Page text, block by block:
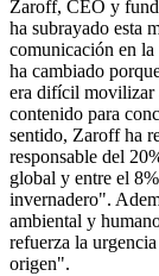
Zaroff, CEO y
ha subrayado esta
comunicación en
ha cambiado
era difícil movilizar
contenido para
sentido, Zaroff ha
responsable del
global y entre el
invernadero".
ambiental y
refuerza la
origen".